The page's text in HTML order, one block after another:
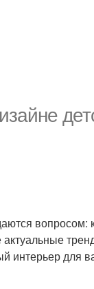
вопросом:
интерьер для